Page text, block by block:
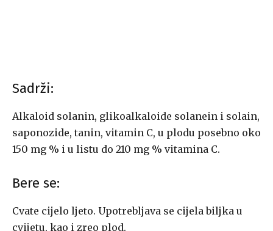
Sadrži:
Alkaloid solanin, glikoalkaloide solanein i solain,
saponozide, tanin, vitamin C, u plodu posebno oko
150 mg % i u listu do 210 mg % vitamina C.
Bere se:
Cvate cijelo ljeto. Upotrebljava se cijela biljka u
cvijetu, kao i zreo plod.